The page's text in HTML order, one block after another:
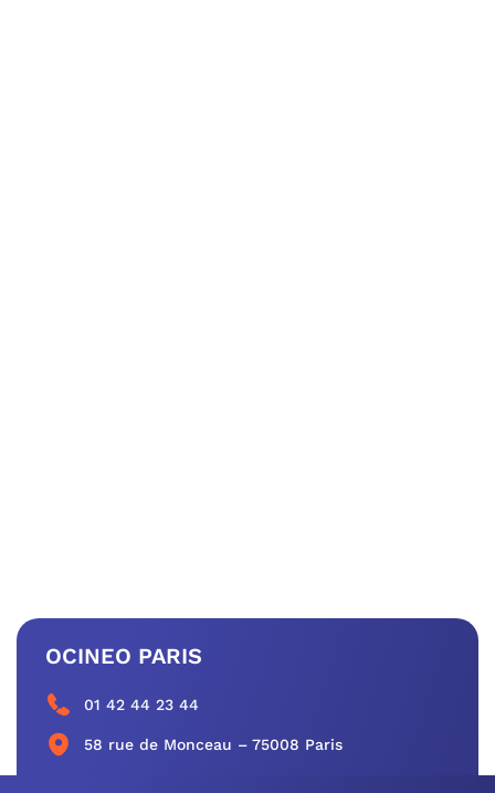
OCINEO PARIS
01 42 44 23 44
58 rue de Monceau – 75008 Paris